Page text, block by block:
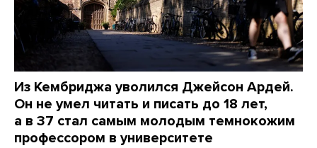
Из Кембриджа уволился Джейсон Ардей.
Он не умел читать и писать до 18 лет,
а в 37 стал самым молодым темнокожим
профессором в университете